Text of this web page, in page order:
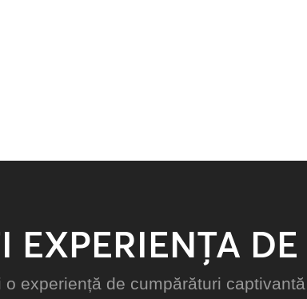
EXPERIENȚA
experiență de cumpărături